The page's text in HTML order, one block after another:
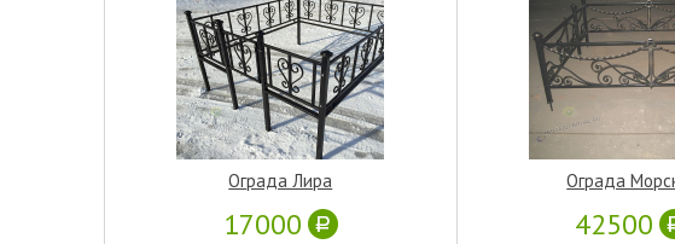
Ограда Лира
17000
Ограда
42500